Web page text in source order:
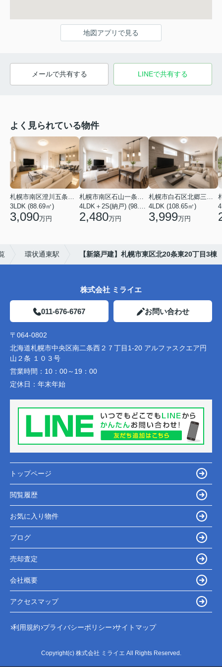
地図アプリで見る
メールで共有する LINEで共有する
よく見られている物件
札幌市南区澄川五条１２丁目
3LDK (88.69㎡)
3,090万円
札幌市南区石山一条１丁目
4LDK＋2S(納戸) (98.81㎡)
2,480万円
札幌市白石区北郷三条３丁目
4LDK (108.65㎡)
3,999万円
環状通東駅 【新築戸建】札幌市東区北20条東20丁目3棟
株式会社 ミライエ
011-676-6767 お問い合わせ
〒064-0802
北海道札幌市中央区南二条西２７丁目1-20 アルファスクエア円
山２条 １０３号
営業時間： 10：00～19：00
定休日： 年末年始
トップページ
閲覧履歴
お気に入り物件
ブログ
売却査定
会社概要
アクセスマップ
利用規約 プライバシーポリシー サイトマップ
Copyright(c) 株式会社 ミライエ All Rights Reserved.